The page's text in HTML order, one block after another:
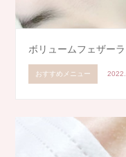
ボリュームフェザー
おすすめメニュー